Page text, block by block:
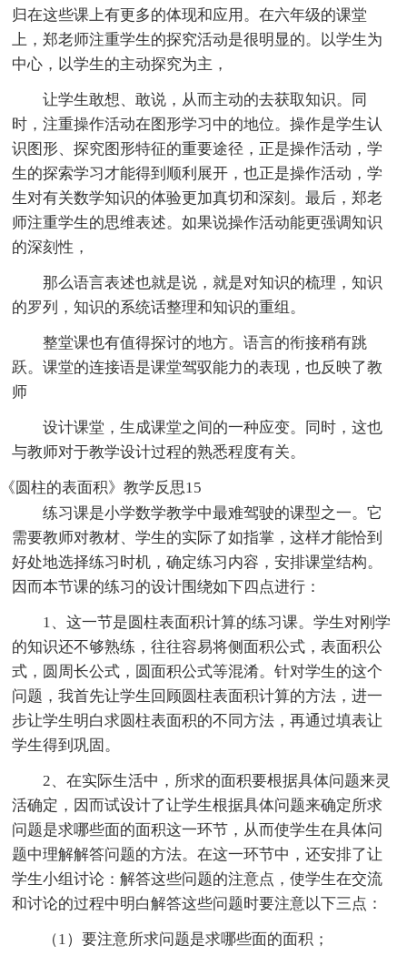
归在这些课上有更多的体现和应用。在六年级的课堂
上，郑老师注重学生的探究活动是很明显的。以学生为
中心，以学生的主动探究为主，
让学生敢想、敢说，从而主动的去获取知识。同
时，注重操作活动在图形学习中的地位。操作是学生认
识图形、探究图形特征的重要途径，正是操作活动，学
生的探索学习才能得到顺利展开，也正是操作活动，学
生对有关数学知识的体验更加真切和深刻。最后，郑老
师注重学生的思维表述。如果说操作活动能更强调知识
的深刻性，
那么语言表述也就是说，就是对知识的梳理，知识
的罗列，知识的系统话整理和知识的重组。
整堂课也有值得探讨的地方。语言的衔接稍有跳
跃。课堂的连接语是课堂驾驭能力的表现，也反映了教
师
设计课堂，生成课堂之间的一种应变。同时，这也
与教师对于教学设计过程的熟悉程度有关。
《圆柱的表面积》教学反思15
练习课是小学数学教学中最难驾驶的课型之一。它
需要教师对教材、学生的实际了如指掌，这样才能恰到
好处地选择练习时机，确定练习内容，安排课堂结构。
因而本节课的练习的设计围绕如下四点进行：
1、这一节是圆柱表面积计算的练习课。学生对刚学
的知识还不够熟练，往往容易将侧面积公式，表面积公
式，圆周长公式，圆面积公式等混淆。针对学生的这个
问题，我首先让学生回顾圆柱表面积计算的方法，进一
步让学生明白求圆柱表面积的不同方法，再通过填表让
学生得到巩固。
2、在实际生活中，所求的面积要根据具体问题来灵
活确定，因而试设计了让学生根据具体问题来确定所求
问题是求哪些面的面积这一环节，从而使学生在具体问
题中理解解答问题的方法。在这一环节中，还安排了让
学生小组讨论：解答这些问题的注意点，使学生在交流
和讨论的过程中明白解答这些问题时要注意以下三点：
（1）要注意所求问题是求哪些面的面积；